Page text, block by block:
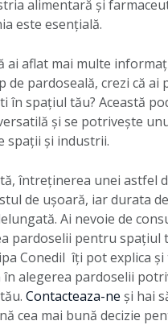
alimentară și
este esențială.
ai aflat mai multe
de pardoseală, crezi că ai
în spațiul tău? Această
și se potrivește
spații și industrii.
întreținerea unei astfel
de ușoară, iar durata
Ai nevoie de
pardoselii pentru spațiul
Conedil îți pot explica
în alegerea pardoselii
Contacteaza-ne și hai
cea mai bună decizie